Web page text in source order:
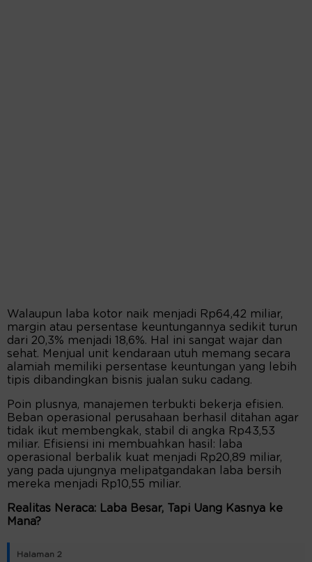
Walaupun laba kotor naik menjadi Rp64,42 miliar,
margin atau persentase keuntungannya sedikit turun
dari 20,3% menjadi 18,6%. Hal ini sangat wajar dan
sehat. Menjual unit kendaraan utuh memang secara
alamiah memiliki persentase keuntungan yang lebih
tipis dibandingkan bisnis jualan suku cadang.
Poin plusnya, manajemen terbukti bekerja efisien.
Beban operasional perusahaan berhasil ditahan agar
tidak ikut membengkak, stabil di angka Rp43,53
miliar. Efisiensi ini membuahkan hasil: laba
operasional berbalik kuat menjadi Rp20,89 miliar,
yang pada ujungnya melipatgandakan laba bersih
mereka menjadi Rp10,55 miliar.
Realitas Neraca: Laba Besar, Tapi Uang Kasnya ke
Mana?
Halaman 2